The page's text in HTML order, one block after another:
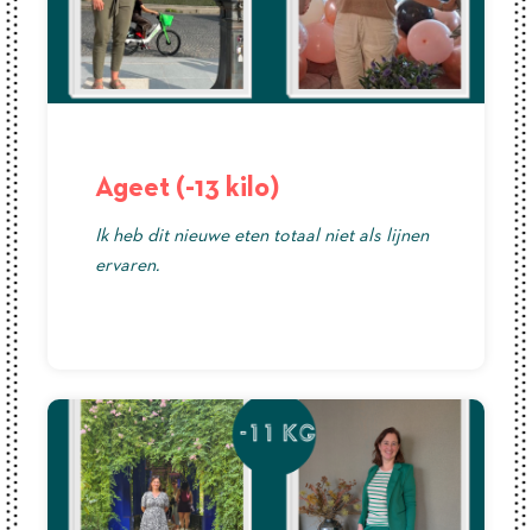
Ageet (-13 kilo)
Ik heb dit nieuwe eten totaal niet als lijnen
ervaren.